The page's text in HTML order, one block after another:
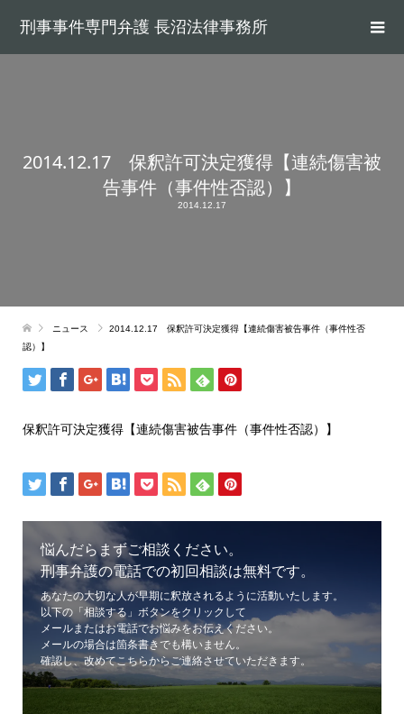
刑事事件専門弁護 長沼法律事務所
2014.12.17 保釈許可決定獲得【連続傷害被
告事件（事件性否認）】
2014.12.17
ニュース
2014.12.17 保釈許可決定獲得【連続傷害被告事件（事件性否
認）】
保釈許可決定獲得【連続傷害被告事件（事件性否認）】
悩んだらまずご相談ください。
刑事弁護の電話での初回相談は無料です。
あなたの大切な人が早期に釈放されるように活動いたします。
以下の「相談する」ボタンをクリックして
メールまたはお電話でお悩みをお伝えください。
メールの場合は箇条書きでも構いません。
確認し、改めてこちらからご連絡させていただきます。